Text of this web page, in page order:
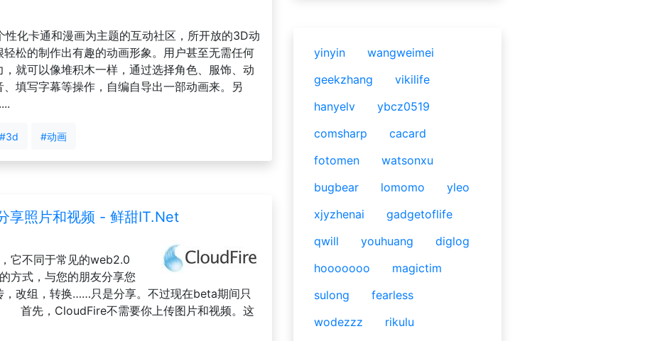
性化卡通和漫画为主题的互动社区，所开放的3D动
松的制作出有趣的动画形象。用户甚至无需任何
就可以像堆积木一样，通过选择角色、服饰、动
填写字幕等操作，自编自导出一部动画来。另
#3d #动画
享照片和视频 - 鲜甜IT.Net
它不同于常见的web2.0
方式，与您的朋友分享您
，改组，转换……只是分享。不过现在beta期间只
，CloudFire不需要你上传图片和视频。这
yinyin
wangweimei
geekzhang
vikilife
hanyelv
ybcz0519
comsharp
cacard
fotomen
watsonxu
bugbear
lomomo
yleo
xjyzhenai
gadgetoflife
qwill
youhuang
diglog
hooooooo
magictim
sulong
fearless
wodezzz
rikulu